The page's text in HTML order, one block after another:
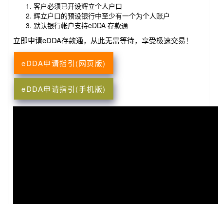
客户必须已开设辉立个人户口
辉立户口的预设银行中至少有一个为个人账户
默认银行帐户支持eDDA 存款通
立即申请eDDA存款通，从此无需等待，享受极速交易！
eDDA申请指引(网页版)
eDDA申请指引(手机版)